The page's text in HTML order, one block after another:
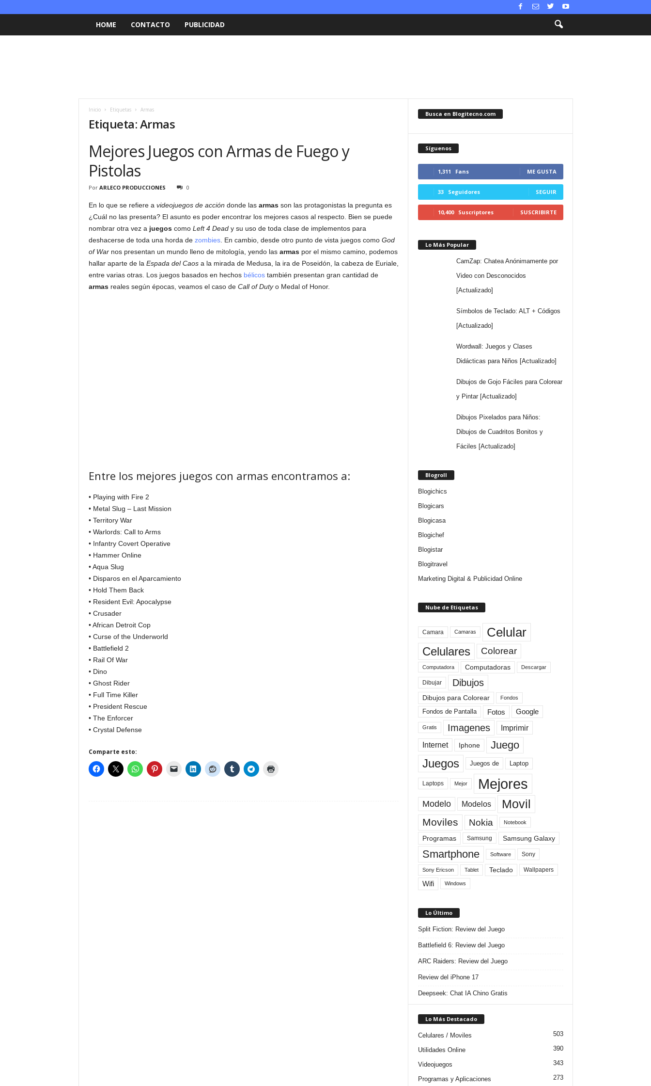
HOME CONTACTO PUBLICIDAD
Inicio Etiquetas Armas
Etiqueta: Armas
Mejores Juegos con Armas de Fuego y
Pistolas
Por ARLECO PRODUCCIONES 0
En lo que se refiere a videojuegos de acción donde las armasson las protagonistas la pregunta es
¿Cuál no las presenta? El asunto es poder encontrar los mejores casos al respecto. Bien se puede
nombrar otra vez a juegoscomo Left 4 Deady su uso de toda clase de implementos para
deshacerse de toda una horda de zombies. En cambio, desde otro punto de vista juegos como God
of Warnos presentan un mundo lleno de mitología, yendo las armaspor el mismo camino, podemos
hallar aparte de la Espada del Caosa la mirada de Medusa, la ira de Poseidón, la cabeza de Euriale,
entre varias otras. Los juegos basados en hechos bélicostambién presentan gran cantidad de
armasreales según épocas, veamos el caso de Call of Dutyo Medal of Honor.
Entre los mejores juegos con armas encontramos a:
• Playing with Fire 2
• Metal Slug – Last Mission
• Territory War
• Warlords: Call to Arms
• Infantry Covert Operative
• Hammer Online
• Aqua Slug
• Disparos en el Aparcamiento
• Hold Them Back
• Resident Evil: Apocalypse
• Crusader
• African Detroit Cop
• Curse of the Underworld
• Battlefield 2
• Rail Of War
• Dino
• Ghost Rider
• Full Time Killer
• President Rescue
• The Enforcer
• Crystal Defense
Comparte esto:
Busca en Blogitecno.com
Síguenos
1,311 Fans ME GUSTA
33 Seguidores SEGUIR
10,400 Suscriptores SUSCRIBIRTE
Lo Más Popular
CamZap: Chatea Anónimamente por
Video con Desconocidos
[Actualizado]
Símbolos de Teclado: ALT + Códigos
[Actualizado]
Wordwall: Juegos y Clases
Didácticas para Niños [Actualizado]
Dibujos de Gojo Fáciles para Colorear
y Pintar [Actualizado]
Dibujos Pixelados para Niños:
Dibujos de Cuadritos Bonitos y
Fáciles [Actualizado]
Blogroll
Blogichics
Blogicars
Blogicasa
Blogichef
Blogistar
Blogitravel
Marketing Digital & Publicidad Online
Nube de Etiquetas
Camara Camaras Celular
Celulares Colorear
Computadora Computadoras Descargar
Dibujar Dibujos
Dibujos para Colorear Fondos
Fondos de Pantalla Fotos Google
Gratis Imagenes Imprimir
Internet Iphone Juego
Juegos Juegos de Laptop
Laptops Mejor Mejores
Modelo Modelos Movil
Moviles Nokia Notebook
Programas Samsung Samsung Galaxy
Smartphone Software Sony
Sony Ericson Tablet Teclado Wallpapers
Wifi Windows
Lo Último
Split Fiction: Review del Juego
Battlefield 6: Review del Juego
ARC Raiders: Review del Juego
Review del iPhone 17
Deepseek: Chat IA Chino Gratis
Lo Más Destacado
Celulares / Moviles 503
Utilidades Online 390
Videojuegos 343
Programas y Aplicaciones 273